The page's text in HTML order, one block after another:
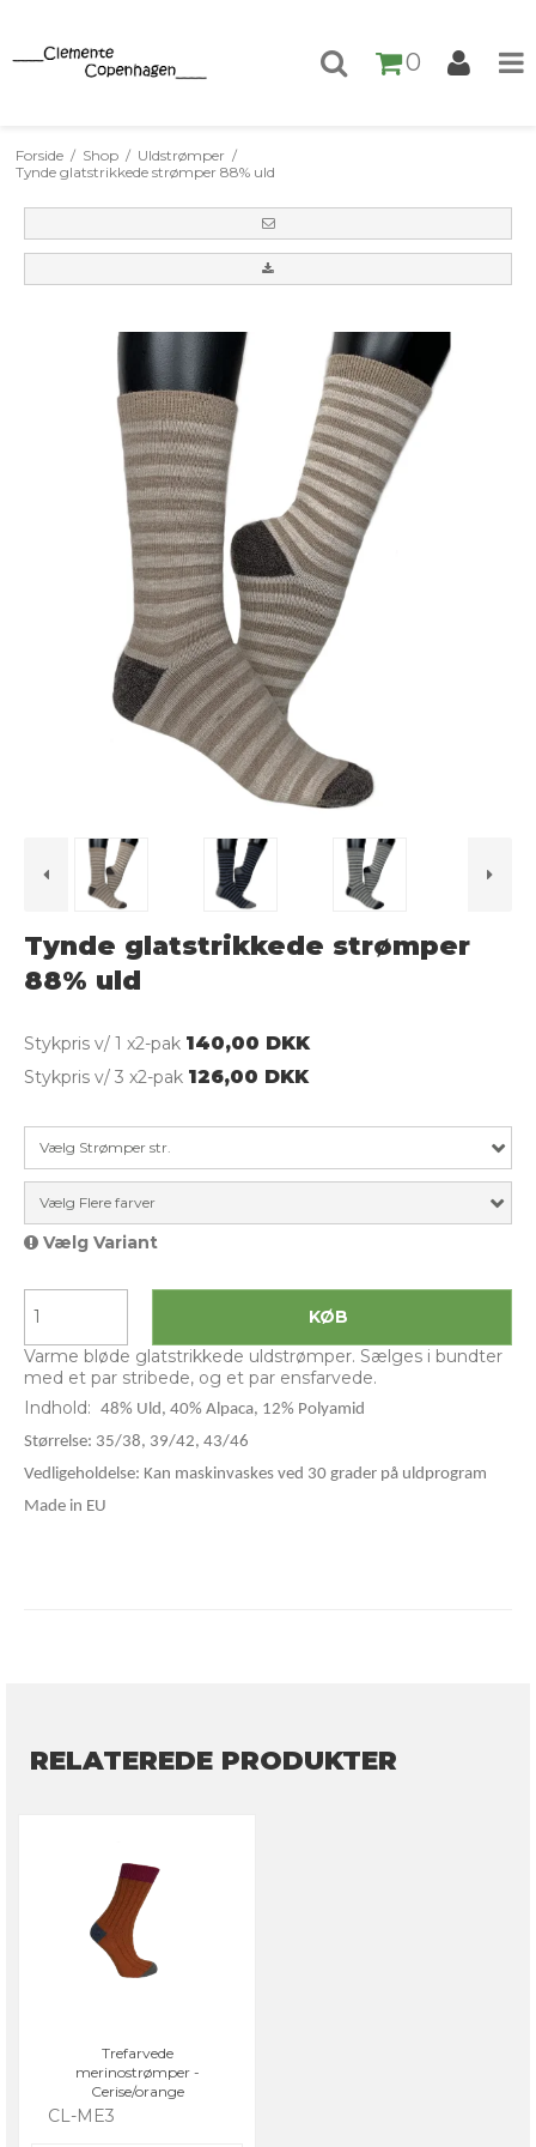
0
Forside / Shop / Uldstrømper /
Tynde glatstrikkede strømper 88% uld
Tynde glatstrikkede strømper
88% uld
Stykpris v/ 1 x2-pak 140,00 DKK
Stykpris v/ 3 x2-pak 126,00 DKK
Vælg Strømper str.
Vælg Flere farver
Vælg Variant
KØB
Varme bløde glatstrikkede uldstrømper. Sælges i bundter
med et par stribede, og et par ensfarvede.
Indhold: 48% Uld, 40% Alpaca, 12% Polyamid
Størrelse: 35/38, 39/42, 43/46
Vedligeholdelse: Kan maskinvaskes ved 30 grader på uldprogram
Made in EU
RELATEREDE PRODUKTER
Trefarvede
merinostrømper -
Cerise/orange
CL-ME3